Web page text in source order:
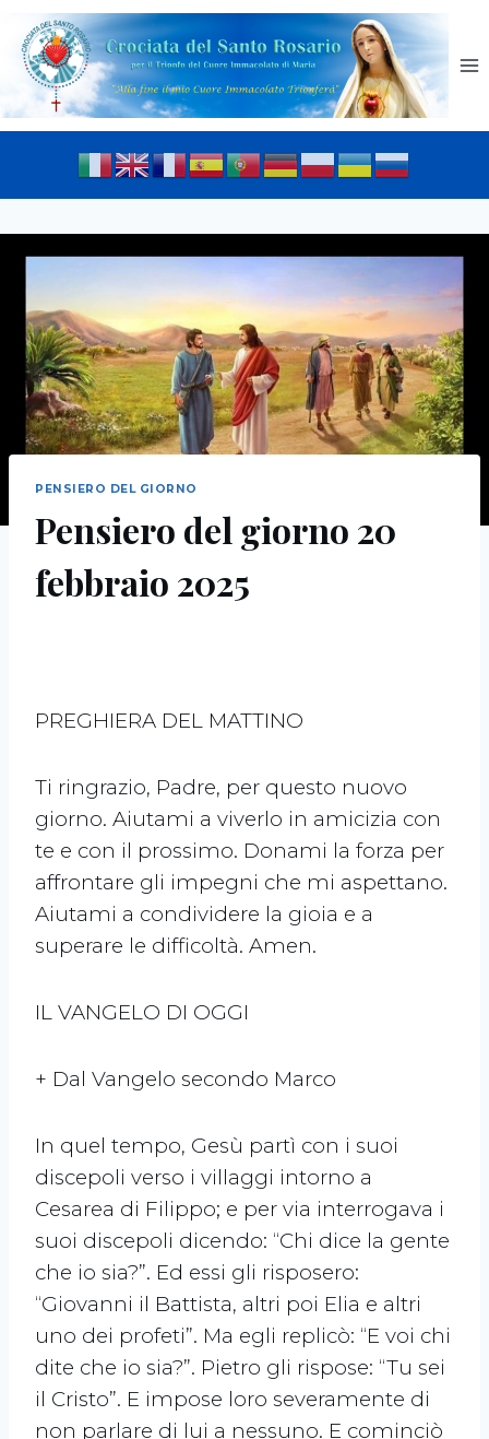
PENSIERO DEL GIORNO
Pensiero del giorno 20
febbraio 2025
PREGHIERA DEL MATTINO
Ti ringrazio, Padre, per questo nuovo
giorno. Aiutami a viverlo in amicizia con
te e con il prossimo. Donami la forza per
affrontare gli impegni che mi aspettano.
Aiutami a condividere la gioia e a
superare le difficoltà. Amen.
IL VANGELO DI OGGI
+ Dal Vangelo secondo Marco
In quel tempo, Gesù partì con i suoi
discepoli verso i villaggi intorno a
Cesarea di Filippo; e per via interrogava i
suoi discepoli dicendo: “Chi dice la gente
che io sia?”. Ed essi gli risposero:
“Giovanni il Battista, altri poi Elia e altri
uno dei profeti”. Ma egli replicò: “E voi chi
dite che io sia?”. Pietro gli rispose: “Tu sei
il Cristo”. E impose loro severamente di
non parlare di lui a nessuno. E cominciò